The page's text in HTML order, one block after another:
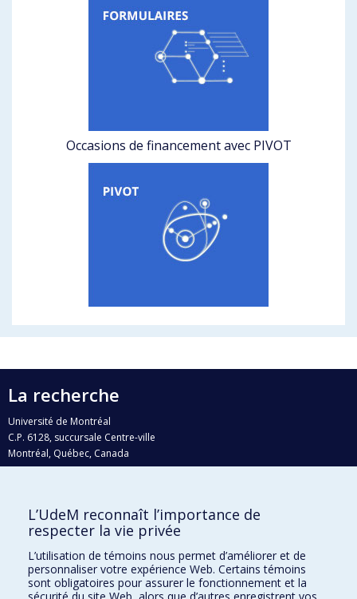
Occasions de financement avec PIVOT
La recherche
Université de Montréal
C.P. 6128, succursale Centre-ville
Montréal, Québec, Canada
H3C 3J7
Qui fait quoi?
Nous trouver
Plan du site
L’UdeM reconnaît l’importance de
respecter la vie privée
L’utilisation de témoins nous permet d’améliorer et de
personnaliser votre expérience Web. Certains témoins
sont obligatoires pour assurer le fonctionnement et la
sécurité du site Web, alors que d’autres enregistrent vos